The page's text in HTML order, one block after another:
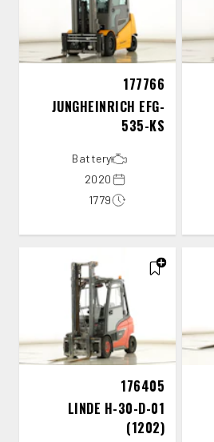
177766
JUNGHEINRICH EFG-
535-KS
Battery
2020
1779
176405
LINDE H-30-D-01
(1202)